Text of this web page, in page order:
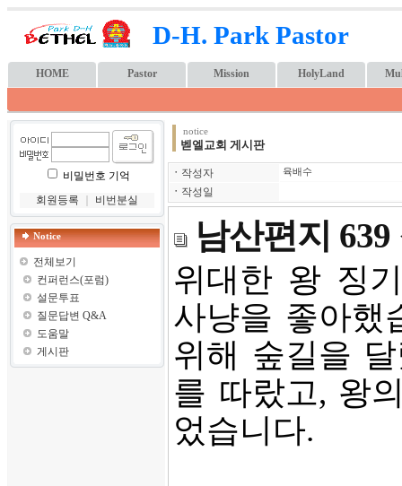
D-H. Park Pastor
HOME Pastor Mission HolyLand
비밀번호 기억
회원등록
비번분실
Notice
전체보기
컨퍼런스(포럼)
설문투표
질문답변 Q&A
도움말
게시판
notice
벧엘교회 게시판
ㆍ 작성자 육배수
ㆍ 작성일
남산편지
위대한 왕 징
사냥을 좋아했
위해 숲길을
를 따랐고, 왕
었습니다.